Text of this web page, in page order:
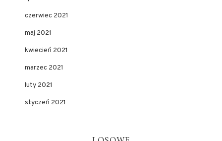
czerwiec 2021
maj 2021
kwiecień 2021
marzec 2021
luty 2021
styczeń 2021